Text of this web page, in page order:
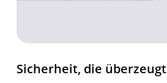
Sicherheit, die überzeugt